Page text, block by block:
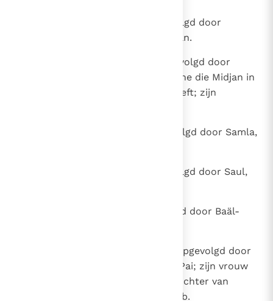
Jobab werd na zijn dood opgevolgd door
Chusam, uit het gebied van Teman.
Chusam werd na zijn dood opgevolgd door
Hadad, de zoon van Bedad, degene die Midjan in
de vlakte van Moab verslagen heeft; zijn
Hadad werd na zijn dood opgevolgd door Samla,
Samla werd na zijn dood opgevolgd door Saul,
Saul werd na zijn dood opgevolgd door Baäl-
Baäl-chanan werd na zijn dood opgevolgd door
Hadad; zijn geboorteplaats was Pai; zijn vrouw
heette Mehetabel; ze was een dochter van
Matred, de dochter van Me-zahab.